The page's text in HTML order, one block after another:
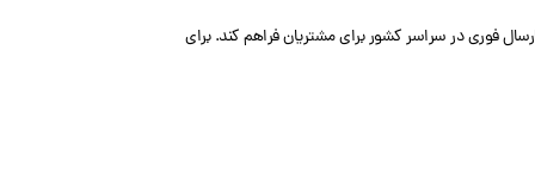
فوری در سراسر کشور برای مشتریان فراهم کند. برای